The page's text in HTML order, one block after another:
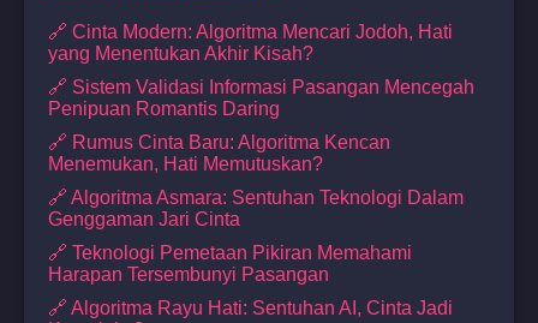
🔗 Cinta Modern: Algoritma Mencari Jodoh, Hati
yang Menentukan Akhir Kisah?
🔗 Sistem Validasi Informasi Pasangan Mencegah
Penipuan Romantis Daring
🔗 Rumus Cinta Baru: Algoritma Kencan
Menemukan, Hati Memutuskan?
🔗 Algoritma Asmara: Sentuhan Teknologi Dalam
Genggaman Jari Cinta
🔗 Teknologi Pemetaan Pikiran Memahami
Harapan Tersembunyi Pasangan
🔗 Algoritma Rayu Hati: Sentuhan AI, Cinta Jadi